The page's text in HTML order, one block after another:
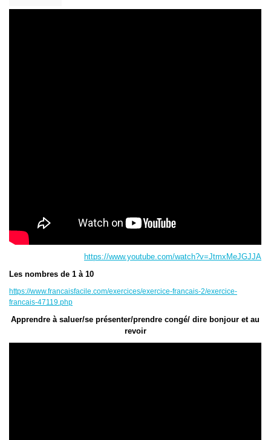
https://www.youtube.com/watch?v=JtmxMeJGJJA
Les nombres de 1 à 10
https://www.francaisfacile.com/exercices/exercice-francais-2/exercice-
francais-47119.php
Apprendre à saluer/se présenter/prendre congé/ dire bonjour et au
revoir